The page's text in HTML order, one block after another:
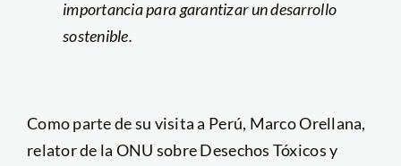
importancia para garantizar un desarrollo
sostenible.
Como parte de su visita a Perú, Marco Orellana,
relator de la ONU sobre Desechos Tóxicos y